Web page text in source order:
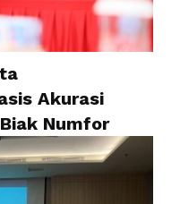
Akurasi
Numfor